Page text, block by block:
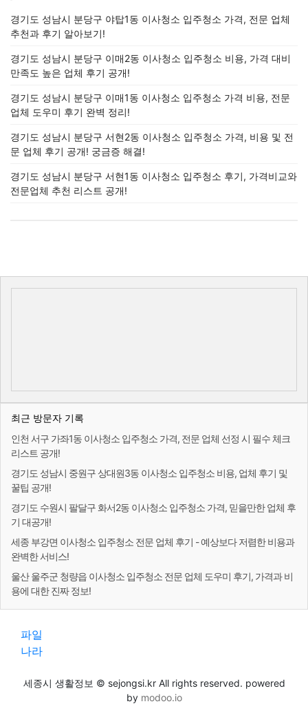
경기도 성남시 분당구 야탑1동 이사청소 입주청소 가격, 전문 업체
추천과 후기 알아보기!
경기도 성남시 분당구 이매2동 이사청소 입주청소 비용, 가격 대비
만족도 높은 업체 후기 공개!
경기도 성남시 분당구 이매1동 이사청소 입주청소 가격 비용, 전문
업체 도우미 후기 완벽 정리!
경기도 성남시 분당구 서현2동 이사청소 입주청소 가격, 비용 및 전
문 업체 후기 공개! 궁금증 해결!
경기도 성남시 분당구 서현1동 이사청소 입주청소 후기, 가격비교와
전문업체 추천 리스트 공개!
최근 방문자 기록
인천 서구 가좌1동 이사청소 입주청소 가격, 전문 업체 선정 시 필수 체크
리스트 공개!
경기도 성남시 중원구 상대원3동 이사청소 입주청소 비용, 업체 후기 및
꿀팁 공개!
경기도 수원시 팔달구 화서2동 이사청소 입주청소 가격, 믿을만한 업체 후
기 대공개!
세종 부강면 이사청소 입주청소 전문 업체 후기 - 예상보다 저렴한 비용과
완벽한 서비스!
울산 울주군 청량읍 이사청소 입주청소 전문 업체 도우미 후기, 가격과 비
용에 대한 진짜 정보!
파일
나라
세종시 생활정보 © sejongsi.kr All rights reserved. powered
by modoo.io